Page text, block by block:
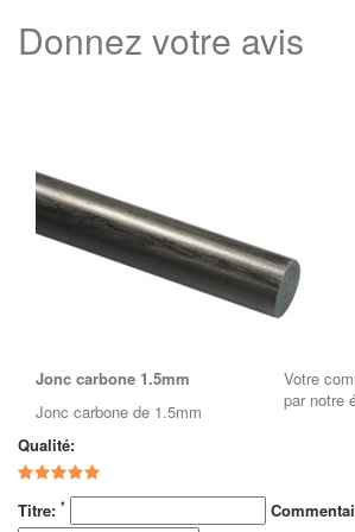
Donnez votre avis
Jonc carbone 1.5mm
Jonc carbone de 1.5mm
Votre
par notre
Qualité:
Titre: *